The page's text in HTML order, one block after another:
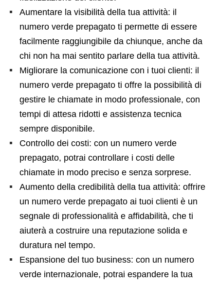
Aumentare la visibilità della tua attività: il
numero verde prepagato ti permette di essere
facilmente raggiungibile da chiunque, anche da
chi non ha mai sentito parlare della tua attività.
Migliorare la comunicazione con i tuoi clienti: il
numero verde prepagato ti offre la possibilità di
gestire le chiamate in modo professionale, con
tempi di attesa ridotti e assistenza tecnica
sempre disponibile.
Controllo dei costi: con un numero verde
prepagato, potrai controllare i costi delle
chiamate in modo preciso e senza sorprese.
Aumento della credibilità della tua attività: offrire
un numero verde prepagato ai tuoi clienti è un
segnale di professionalità e affidabilità, che ti
aiuterà a costruire una reputazione solida e
duratura nel tempo.
Espansione del tuo business: con un numero
verde internazionale, potrai espandere la tua